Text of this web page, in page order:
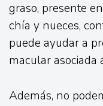
graso, presente
chía y nueces,
puede ayudar a
macular asociada
Además, no